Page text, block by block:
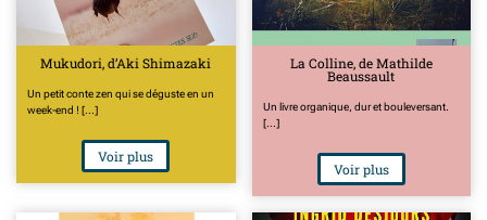
Mukudori, d’Aki Shimazaki
Un petit conte zen qui se déguste en un
week-end ! [...]
Voir plus
La Colline, de Mathilde
Beaussault
Un livre organique, dur et bouleversant.
[...]
Voir plus